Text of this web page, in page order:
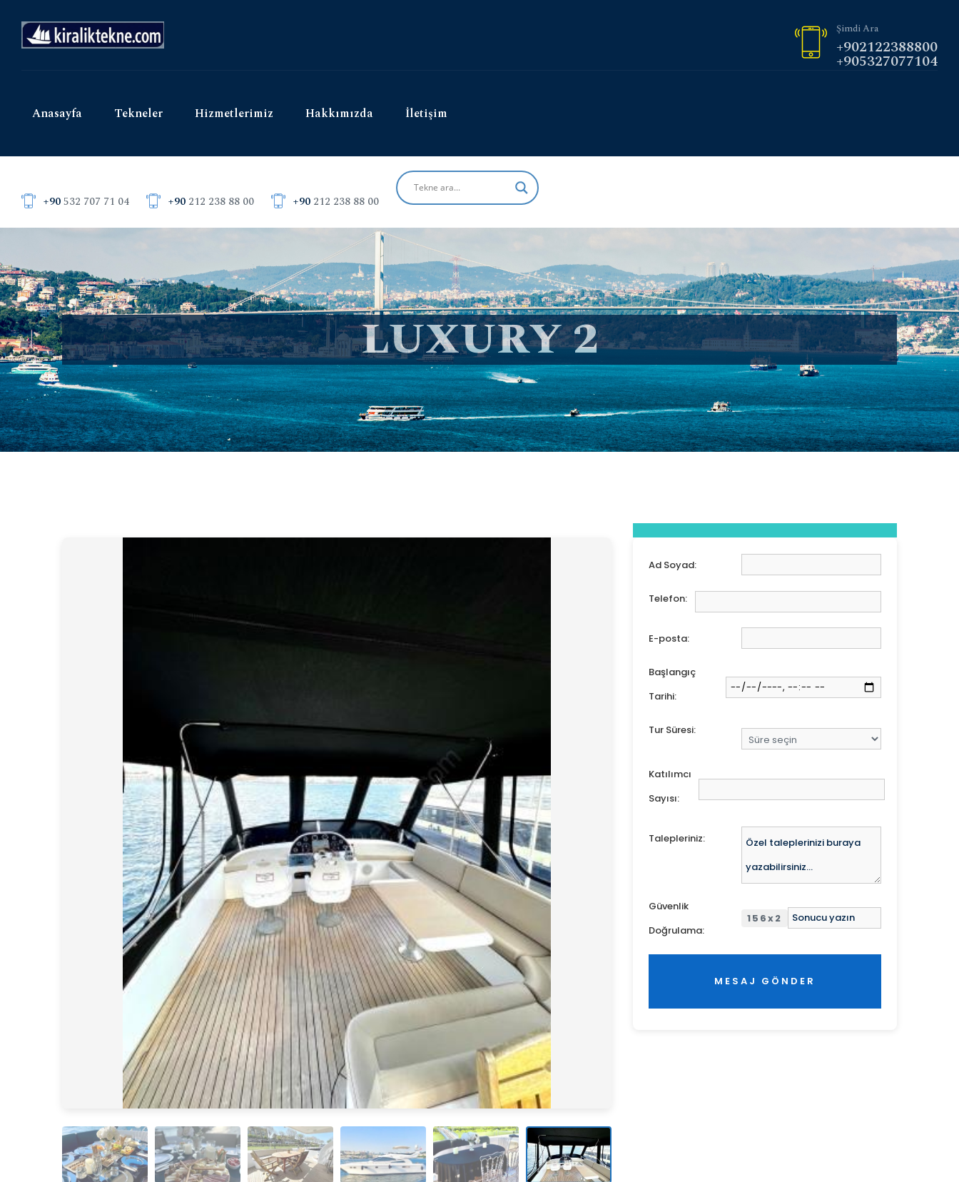
Anasayfa Tekneler Hizmetlerimiz Hakkımızda İletişim
Şimdi Ara
+902122388800
+905327077104
+90532 707 71 04 +90 212 238 88 00 +90 212 238 88 00
LUXURY 2
Kiralık Tekne>Yachts>Motoryatlar> LUXURY 2
Ad Soyad:
Telefon:
E-posta:
Başlangıç
Tarihi:
Tur Süresi:
Katılımcı
Sayısı:
Talepleriniz:
Güvenlik
Doğrulama:
156x2
MESAJ GÖNDER